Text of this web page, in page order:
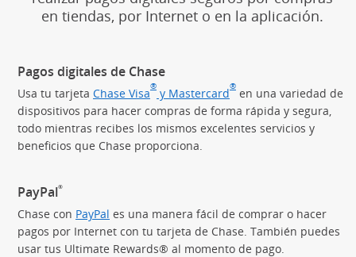
en tiendas, por Internet o en la aplicación.
Pagos digitales de Chase
Usa tu tarjeta Chase Visa® y Mastercard® en una variedad de
dispositivos para hacer compras de forma rápida y segura,
todo mientras recibes los mismos excelentes servicios y
beneficios que Chase proporciona.
PayPal®
Chase con PayPal es una manera fácil de comprar o hacer
pagos por Internet con tu tarjeta de Chase. También puedes
usar tus Ultimate Rewards® al momento de pago.